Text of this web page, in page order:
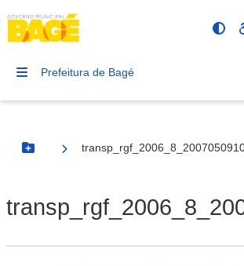
Prefeitura de Bagé
Botão Menu